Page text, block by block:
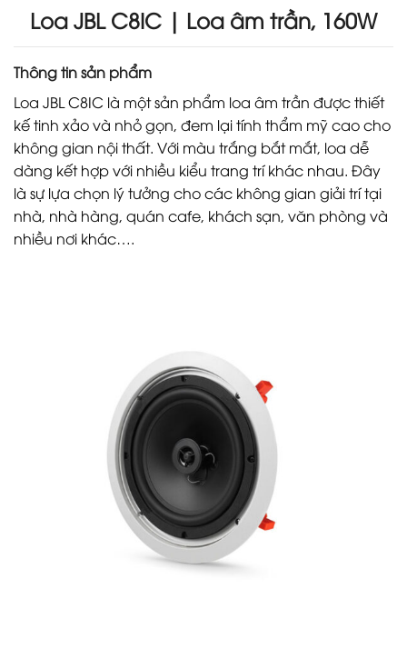
Loa JBL C8IC | Loa âm trần, 160W
Thông tin sản phẩm
Loa JBL C8IC là một sản phẩm loa âm trần được thiết
kế tinh xảo và nhỏ gọn, đem lại tính thẩm mỹ cao cho
không gian nội thất. Với màu trắng bắt mắt, loa dễ
dàng kết hợp với nhiều kiểu trang trí khác nhau. Đây
là sự lựa chọn lý tưởng cho các không gian giải trí tại
nhà, nhà hàng, quán cafe, khách sạn, văn phòng và
nhiều nơi khác….